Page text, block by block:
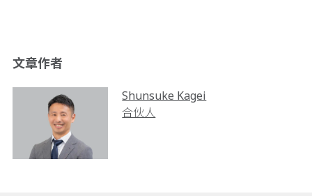
文章作者
Shunsuke Kagei
合伙人